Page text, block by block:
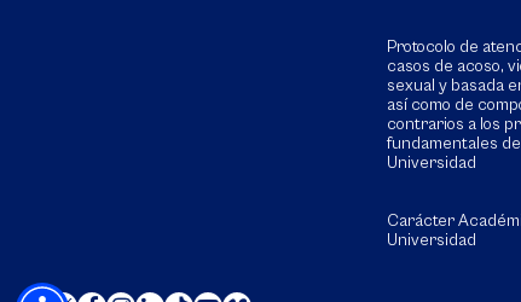
Protocolo de
casos de acoso,
sexual y basada
así como de
contrarios a los
fundamentales
Universidad
Carácter
Universidad